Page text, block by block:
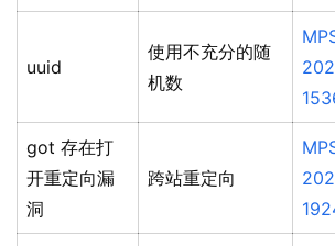
uuid
使用不充分的随
机数
got 存在打
开重定向漏
洞
跨站重定向